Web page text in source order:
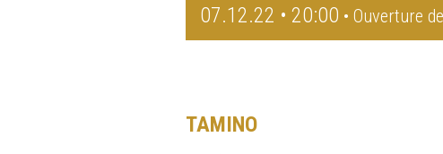
07.12.22 • 20:00 • Ouverture
TAMINO